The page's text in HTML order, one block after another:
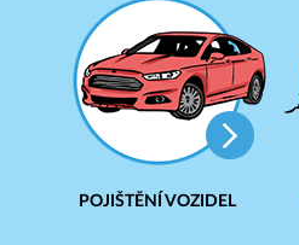
POJIŠTĚNÍ VOZIDEL